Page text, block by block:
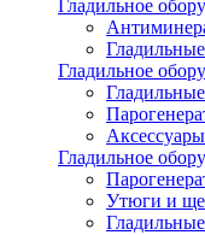
Гладильное
Гладильное
Гладильное
Утюги и